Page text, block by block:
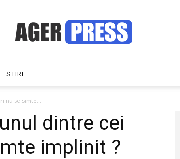
STIRI
nu se simte...
dintre cei
implinit ?